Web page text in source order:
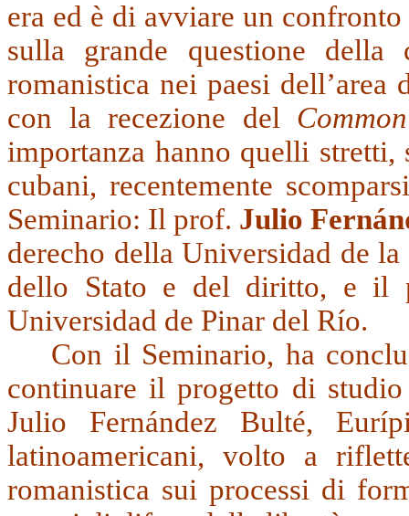
era ed è di avviare un
sulla grande questione della
romanistica nei paesi
con la recezione del
importanza hanno quelli
cubani, recentemente
Seminario: Il prof. Julio
derecho della Universidad de
dello Stato e del diritto, e
Universidad de Pinar del Río.
Con il Seminario, ha
continuare il progetto di
Julio Fernández Bulté,
latinoamericani, volto a
romanistica sui processi di